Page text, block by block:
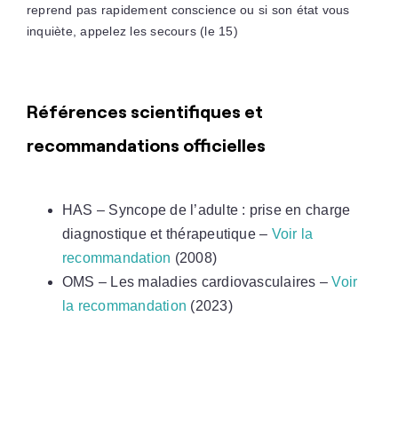
reprend pas rapidement conscience ou si son état vous
inquiète, appelez les secours (le 15)
Références scientifiques et
recommandations officielles
HAS – Syncope de l’adulte : prise en charge
diagnostique et thérapeutique – Voir la
recommandation (2008)
OMS – Les maladies cardiovasculaires –Voir
la recommandation (2023)